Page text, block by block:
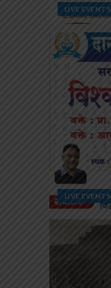
LIVE EVENTS
LIVE EVENTS